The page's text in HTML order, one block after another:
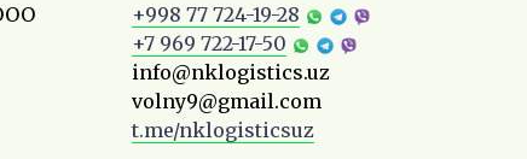
+998 77 724-19-28
+7 969 722-17-50
info@nklogistics.uz
volny9@gmail.com
t.me/nklogisticsuz